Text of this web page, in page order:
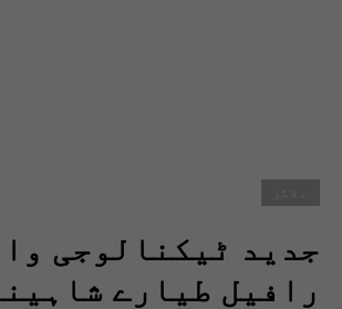
جدید ٹیکنالوجی
رافیل طیارے